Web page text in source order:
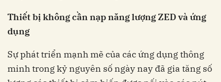
Thiết bị không cần nạp năng lượng ZED và ứng
dụng
Sự phát triển mạnh mẽ của các ứng dụng thông
minh trong kỷ nguyên số ngày nay đã gia tăng số